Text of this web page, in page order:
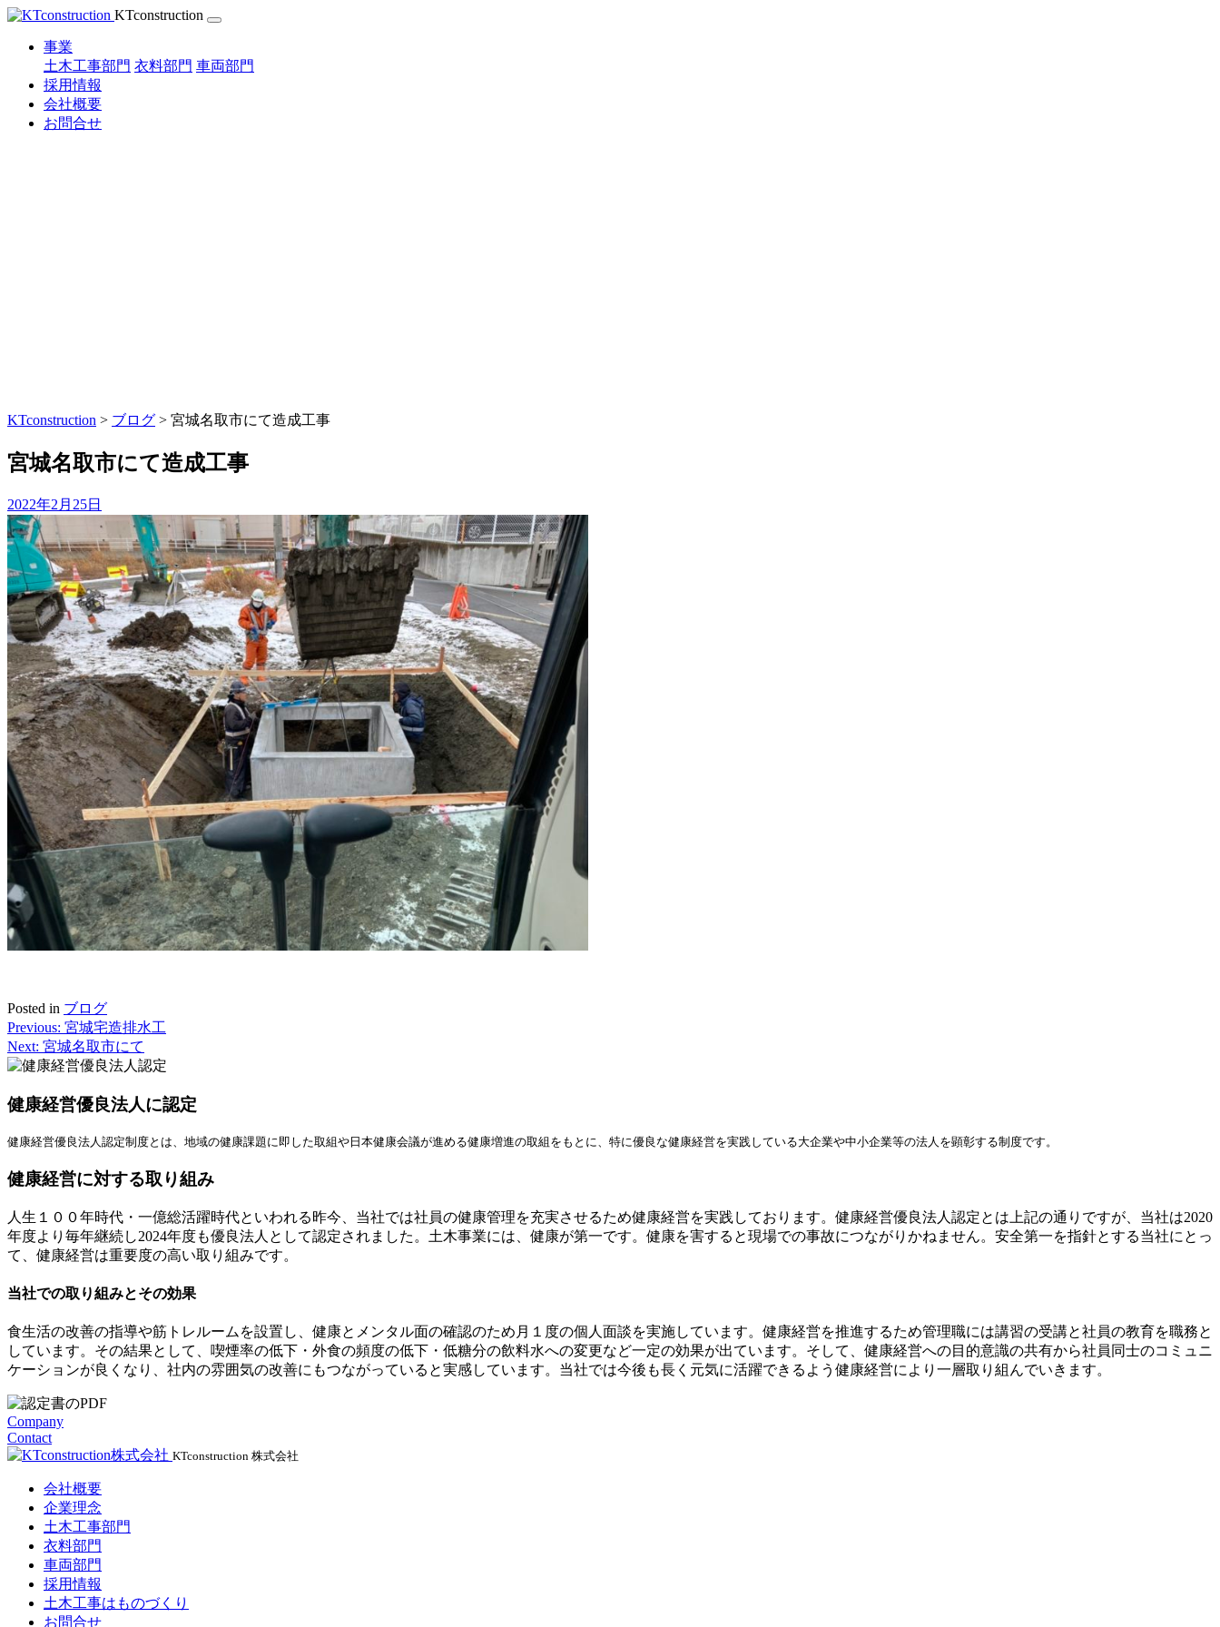
Skip
content
KTconstruction
事業
土木工事部門 衣料部門 車両部門
採用情報
会社概要
お問合せ
KTconstruction > ブログ > 宮城名取市にて造成工事
宮城名取市にて造成工事
2022年2月25日
Posted in ブログ
投
稿
ナ
ビ
ゲ
ー
シ
ョ
ン
Previous: 宮城宅造排水工
Next: 宮城名取市にて
健康経営優良法人に認定
健康経営優良法人認定制度とは、地域の健康課題に即した取組や日本健康会議が進める健康増進の取組をもとに、特に優良な健康経営を実践している大企業や中小企業等の法人を顕彰する制度です。
健康経営に対する取り組み
人生１００年時代・一億総活躍時代といわれる昨今、当社では社員の健康管理を充実させるため健康経営を実践しております。健康経営優良法人認定とは上記の通りですが、当社は2020
年度より毎年継続し2024年度も優良法人として認定されました。土木事業には、健康が第一です。健康を害すると現場での事故につながりかねません。安全第一を指針とする当社にとっ
て、健康経営は重要度の高い取り組みです。
当社での取り組みとその効果
食生活の改善の指導や筋トレルームを設置し、健康とメンタル面の確認のため月１度の個人面談を実施しています。健康経営を推進するため管理職には講習の受講と社員の教育を職務と
しています。その結果として、喫煙率の低下・外食の頻度の低下・低糖分の飲料水への変更など一定の効果が出ています。そして、健康経営への目的意識の共有から社員同士のコミュニ
ケーションが良くなり、社内の雰囲気の改善にもつながっていると実感しています。当社では今後も長く元気に活躍できるよう健康経営により一層取り組んでいきます。
Company
Contact
KTconstruction 株式会社
会社概要
企業理念
土木工事部門
衣料部門
車両部門
採用情報
土木工事はものづくり
お問合せ